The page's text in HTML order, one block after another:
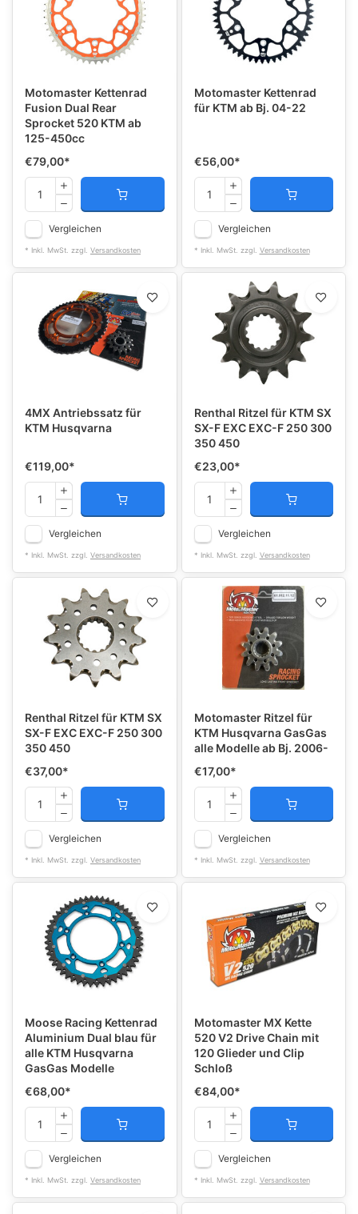
Motomaster Kettenrad
Fusion Dual Rear
Sprocket 520 KTM ab
125-450cc
€79,00*
Vergleichen
* Inkl. MwSt. zzgl. Versandkosten
Motomaster Kettenrad
für KTM ab Bj. 04-22
€56,00*
Vergleichen
* Inkl. MwSt. zzgl. Versandkosten
4MX Antriebssatz für
KTM Husqvarna
€119,00*
Vergleichen
* Inkl. MwSt. zzgl. Versandkosten
Renthal Ritzel für KTM SX
SX-F EXC EXC-F 250 300
350 450
€23,00*
Vergleichen
* Inkl. MwSt. zzgl. Versandkosten
Renthal Ritzel für KTM SX
SX-F EXC EXC-F 250 300
350 450
€37,00*
Vergleichen
* Inkl. MwSt. zzgl. Versandkosten
Motomaster Ritzel für
KTM Husqvarna GasGas
alle Modelle ab Bj. 2006-
€17,00*
Vergleichen
* Inkl. MwSt. zzgl. Versandkosten
Moose Racing Kettenrad
Aluminium Dual blau für
alle KTM Husqvarna
GasGas Modelle
€68,00*
Vergleichen
* Inkl. MwSt. zzgl. Versandkosten
Motomaster MX Kette
520 V2 Drive Chain mit
120 Glieder und Clip
Schloß
€84,00*
Vergleichen
* Inkl. MwSt. zzgl. Versandkosten